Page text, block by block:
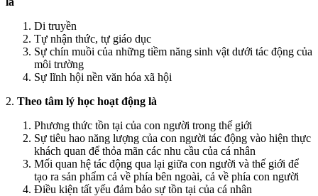
Di truyền
Tự nhận thức, tự giáo dục
Sự chín muồi của những tiềm năng sinh vật dưới tác động của
môi trường
Sự lĩnh hội nền văn hóa xã hội
2. Theo tâm lý học hoạt động là
Phương thức tồn tại của con người trong thế giới
Sự tiêu hao năng lượng của con người tác động vào hiện thực
khách quan để thỏa mãn các nhu cầu của cá nhân
Mối quan hệ tác động qua lại giữa con người và thế giới để
tạo ra sản phẩm cả về phía bên ngoài, cả về phía con người
Điều kiện tất yếu đảm bảo sự tồn tại của cá nhân